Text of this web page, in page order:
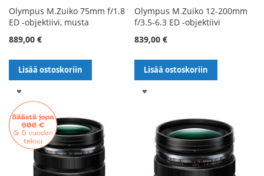
Olympus M.Zuiko 75mm f/1.8
ED -objektiivi, musta
889,00 €
Lisää ostoskoriin
TOIVELISTALLE
Olympus M.Zuiko 12-200mm
f/3.5-6.3 ED -objektiivi
839,00 €
Lisää ostoskoriin